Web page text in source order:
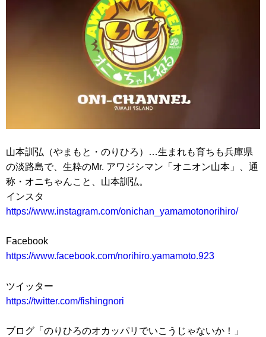
山本訓弘（やまもと・のりひろ）…生まれも育ちも兵庫県
の淡路島で、生粋のMr. アワジシマン「オニオン山本」、通
称・オニちゃんこと、山本訓弘。
インスタ
https://www.instagram.com/onichan_yamamotonorihiro/
Facebook
https://www.facebook.com/norihiro.yamamoto.923
ツイッター
https://twitter.com/fishingnori
ブログ「のりひろのオカッパリでいこうじゃないか！」